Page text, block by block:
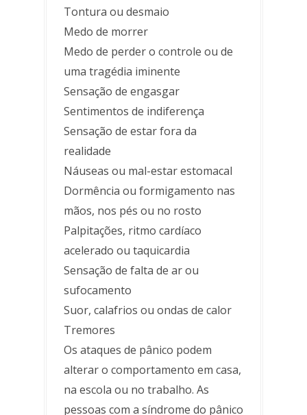
Tontura ou desmaio
Medo de morrer
Medo de perder o controle ou de
uma tragédia iminente
Sensação de engasgar
Sentimentos de indiferença
Sensação de estar fora da
realidade
Náuseas ou mal-estar estomacal
Dormência ou formigamento nas
mãos, nos pés ou no rosto
Palpitações, ritmo cardíaco
acelerado ou taquicardia
Sensação de falta de ar ou
sufocamento
Suor, calafrios ou ondas de calor
Tremores
Os ataques de pânico podem
alterar o comportamento em casa,
na escola ou no trabalho. As
pessoas com a síndrome do pânico